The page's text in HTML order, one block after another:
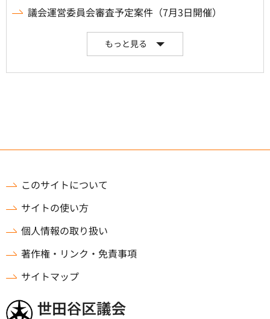
議会運営委員会審査予定案件（7月3日開催）
もっと見る
このサイトについて
サイトの使い方
個人情報の取り扱い
著作権・リンク・免責事項
サイトマップ
世田谷区議会